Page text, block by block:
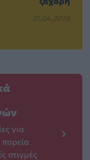
21.04.2026
για
στιγμές